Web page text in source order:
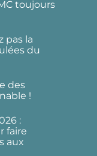
toujours
pas la
du
des
!
:
faire
aux